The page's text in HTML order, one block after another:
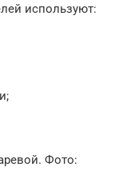
используют:
Фото: